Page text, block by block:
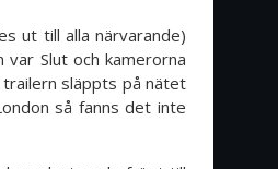
ut till alla närvarande)
Slut och kamerorna
trailern släppts på nätet
så fanns det inte